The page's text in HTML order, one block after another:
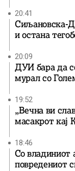
20:41
Сиљановска-
и остана
20:09
ДУИ бара да
мурал со
19:52
„Вечна ви
масакрот кај
18:46
Со владиниот
повредениот